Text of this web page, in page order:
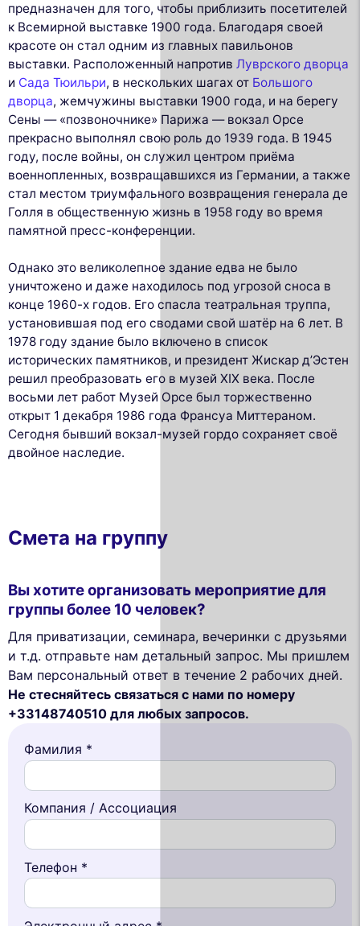
This website uses
cookies
предназначен для того, чтобы приблизить посетителей
к Всемирной выставке 1900 года. Благодаря своей
красоте он стал одним из главных павильонов
выставки. Расположенный напротив Луврского дворца
и Сада Тюильри, в нескольких шагах от Большого
дворца, жемчужины выставки 1900 года, и на берегу
Сены — «позвоночнике» Парижа — вокзал Орсе
прекрасно выполнял свою роль до 1939 года. В 1945
году, после войны, он служил центром приёма
военнопленных, возвращавшихся из Германии, а также
стал местом триумфального возвращения генерала де
Голля в общественную жизнь в 1958 году во время
памятной пресс-конференции.
Однако это великолепное здание едва не было
уничтожено и даже находилось под угрозой сноса в
конце 1960-х годов. Его спасла театральная труппа,
установившая под его сводами свой шатёр на 6 лет. В
1978 году здание было включено в список
исторических памятников, и президент Жискар д’Эстен
решил преобразовать его в музей XIX века. После
восьми лет работ Музей Орсе был торжественно
открыт 1 декабря 1986 года Франсуа Миттераном.
Сегодня бывший вокзал-музей гордо сохраняет своё
двойное наследие.
Смета на группу
Вы хотите организовать мероприятие для
группы более 10 человек?
Для приватизации, семинара, вечеринки с друзьями
и т.д. отправьте нам детальный запрос. Мы пришлем
Вам персональный ответ в течение 2 рабочих дней.
Не стесняйтесь связаться с нами по номеру
+33148740510 для любых запросов.
Фамилия *
Компания / Ассоциация
Телефон *